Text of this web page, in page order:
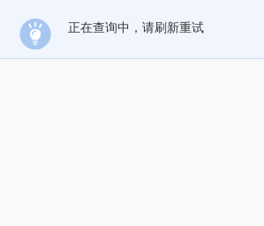
正在查询中，请刷新重试